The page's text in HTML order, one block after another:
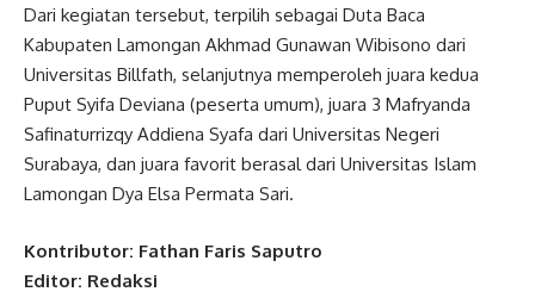
Dari kegiatan tersebut, terpilih sebagai Duta Baca
Kabupaten Lamongan Akhmad Gunawan Wibisono dari
Universitas Billfath, selanjutnya memperoleh juara kedua
Puput Syifa Deviana (peserta umum), juara 3 Mafryanda
Safinaturrizqy Addiena Syafa dari Universitas Negeri
Surabaya, dan juara favorit berasal dari Universitas Islam
Lamongan Dya Elsa Permata Sari.
Kontributor: Fathan Faris Saputro
Editor: Redaksi